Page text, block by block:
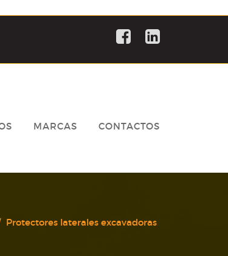
MARCAS CONTACTOS
Protectores laterales excavadoras